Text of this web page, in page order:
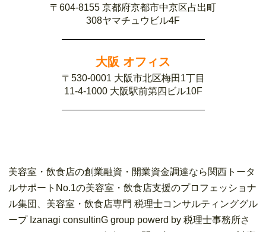
〒604-8155 京都府京都市中京区占出町
308ヤマチュウビル4F
大阪 オフィス
〒530-0001 大阪市北区梅田1丁目
11-4-1000 大阪駅前第四ビル10F
美容室・飲食店の創業融資・開業資金調達なら関西トータ
ルサポートNo.1の美容室・飲食店支援のプロフェッショナ
ル集団、美容室・飲食店専門 税理士コンサルティンググル
ープ Izanagi consultinG group powerd by 税理士事務所さ